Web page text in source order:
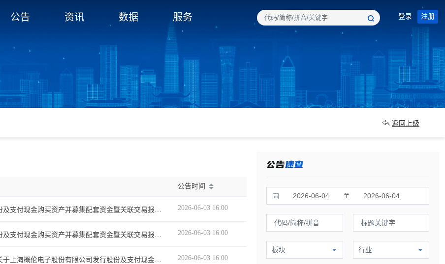
公告 资讯 数据 服务 登录 注册
返回上级
公告时间
上海概伦电子股份有限公司发行股份及支付现金购买资产并募集配套资金暨关联交易报告书（草案）（上会稿） 2026-06-03 16:00
上海概伦电子股份有限公司发行股份及支付现金购买资产并募集配套资金暨关联交易报告书（草案）（上会稿）摘要 2026-06-03 16:00
金证（上海）资产评估有限公司《关于上海概伦电子股份有限公司发行股份及支付现金购买资产并募集配套资金申请的审核问询函》之专项核查意见（修订稿） 2026-06-03 16:00
至
板块 行业